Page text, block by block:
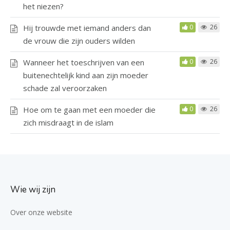
het niezen?
Hij trouwde met iemand anders dan
de vrouw die zijn ouders wilden
0 26
Wanneer het toeschrijven van een
buitenechtelijk kind aan zijn moeder
schade zal veroorzaken
0 26
Hoe om te gaan met een moeder die
zich misdraagt in de islam
0 26
Wie wij zijn
Over onze website